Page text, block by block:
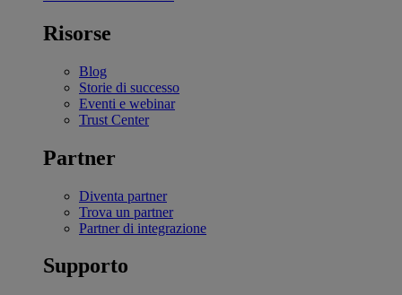
Risorse
Blog
Storie di successo
Eventi e webinar
Trust Center
Partner
Diventa partner
Trova un partner
Partner di integrazione
Supporto